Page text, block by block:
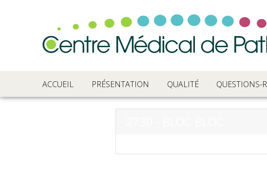
ACCUEIL PRÉSENTATION QUALITÉ QUESTIONS-